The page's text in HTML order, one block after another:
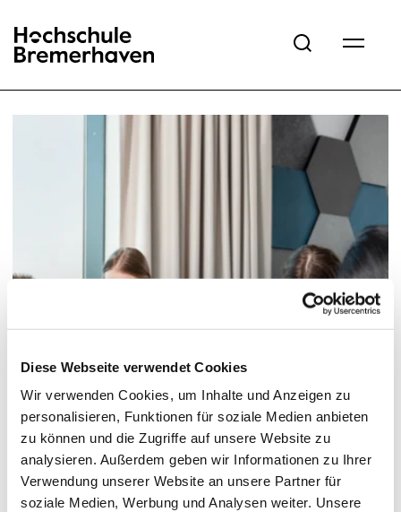
Diese Webseite verwendet Cookies
Wir verwenden Cookies, um Inhalte und Anzeigen zu
personalisieren, Funktionen für soziale Medien anbieten
zu können und die Zugriffe auf unsere Website zu
analysieren. Außerdem geben wir Informationen zu Ihrer
Verwendung unserer Website an unsere Partner für
soziale Medien, Werbung und Analysen weiter. Unsere
Hochschule Bremerhaven
© Hochschule Bremerhaven
Studierende im
Selbstlernraum